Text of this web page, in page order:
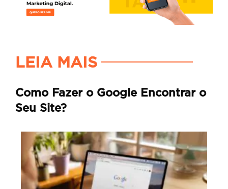
LEIA MAIS
Como Fazer o Google Encontrar o
Seu Site?